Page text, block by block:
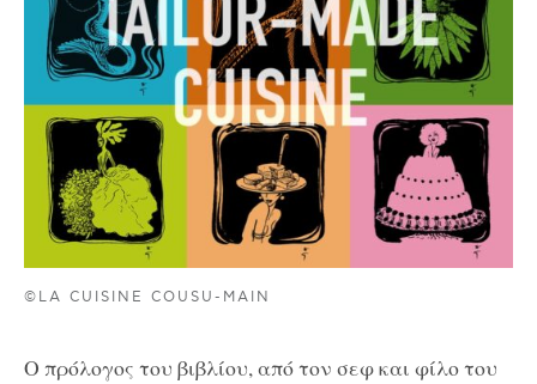
©LA CUISINE COUSU-MAIN
Ο πρόλογος του βιβλίου, από τον σεφ και φίλο του